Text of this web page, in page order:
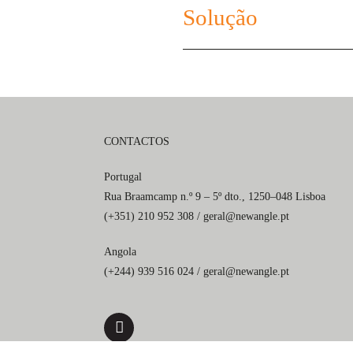
Solução
CONTACTOS
Portugal
Rua Braamcamp n.º 9 – 5º dto., 1250–048 Lisboa
(+351) 210 952 308 / geral@newangle.pt
Angola
(+244) 939 516 024 / geral@newangle.pt